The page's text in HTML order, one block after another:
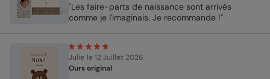
"Les faire-parts de naissance sont arrivés
comme je l'imaginais. Je recommande !"
Julie le 12 Juillet 2026
Ours original